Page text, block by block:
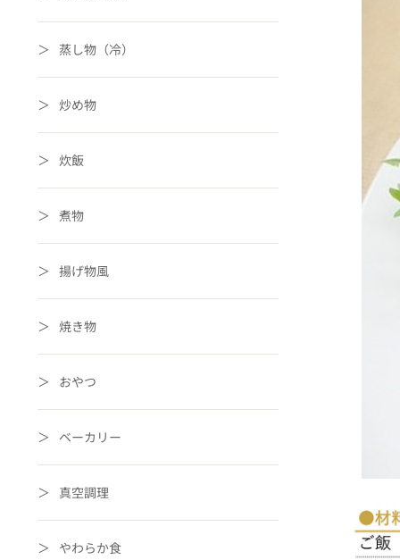
蒸し物（冷）
炒め物
炊飯
煮物
揚げ物風
焼き物
おやつ
ベーカリー
真空調理
やわらか食